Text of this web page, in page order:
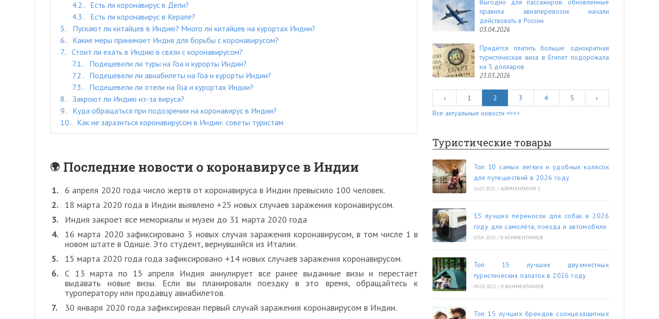
4.2.
Есть ли коронавирус в Дели?
4.3.
Есть ли коронавирус в Керале?
5.
Пускают ли китайцев в Индию? Много ли китайцев на курортах Индии?
6.
Какие меры принимает Индия для борьбы с коронавирусом?
7.
Стоит ли ехать в Индию в связи с коронавирусом?
7.1.
Подешевели ли туры на Гоа и курорты Индии?
7.2.
Подешевели ли авиабилеты на Гоа и курорты Индии?
7.3.
Подешевели ли отели на Гоа и курортах Индии?
8.
Закроют ли Индию из-за вируса?
9.
Куда обращаться при подозрении на коронавирус в Индии?
10.
Как не заразиться коронавирусом в Индии: советы туристам
Последние новости о коронавирусе в Индии
6 апреля 2020 года число жертв от коронавируса в Индии превысило 100 человек.
18 марта 2020 года в Индии выявлено +25 новых случаев заражения коронавирусом.
Индия закроет все мемориалы и музеи до 31 марта 2020 года
16 марта 2020 зафиксировано 3 новых случая заражения коронавирусом, в том числе 1 в
новом штате в Одише. Это студент, вернувшийся из Италии.
15 марта 2020 года года зафиксировано +14 новых случаев заражения коронавирусом.
С 13 марта по 15 апреля Индия аннулирует все ранее выданные визы и перестает
выдавать новые визы. Если вы планировали поездку в это время, обращайтесь к
туроператору или продавцу авиабилетов.
30 января 2020 года зафиксирован первый случай заражения коронавирусом в Индии.
Выгодно для пассажиров: обновлённые
правила авиаперевозок начали
действовать в России
03.04.2026
Придётся платить больше: однократная
туристическая виза в Египет подорожала
на 5 долларов
23.03.2026
‹ 1 2 3 4 5
›
Все актуальные новости =>>>
Туристические товары
Топ 10 самых легких и удобных колясок
для путешествий в 2026 году
16.07.2021 / КОММЕНТАРИЯ 2
15 лучших переносок для собак в 2026
году для самолёта, поезда и автомобиля
07.04.2023 / 0 КОММЕНТАРИЕВ
Топ 15 лучших двухместных
туристических палаток в 2026 году
09.08.2022 / 0 КОММЕНТАРИЕВ
Топ 15 лучших брендов солнцезащитных